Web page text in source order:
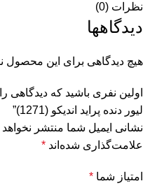
نظرات (0)
دیدگاهها
هیچ دیدگاهی برای این
اولین نفری باشید که دیدگاهی
لیور دنده پراید اندیکو (1271)”
نشانی ایمیل شما منتشر
علامت‌گذاری شده‌اند *
امتیاز شما *